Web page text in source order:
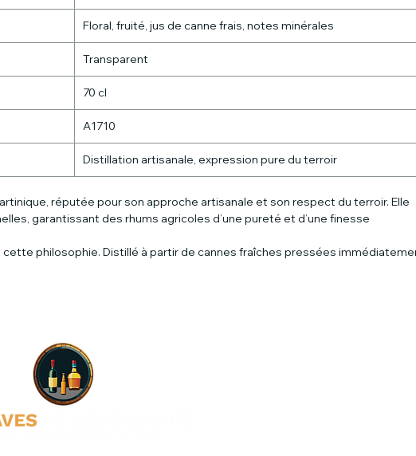
Floral, fruité, jus de canne frais, notes minérales
Transparent
70 cl
A1710
Distillation artisanale, expression pure du terroir
réputée pour son approche artisanale et son respect du terroir. Elle
garantissant des rhums agricoles d’une pureté et d’une finesse
philosophie. Distillé à partir de cannes fraîches pressées